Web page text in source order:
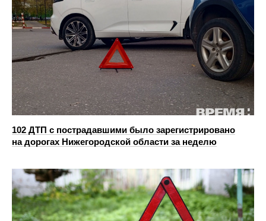
102 ДТП с пострадавшими было зарегистрировано
на дорогах Нижегородской области за неделю